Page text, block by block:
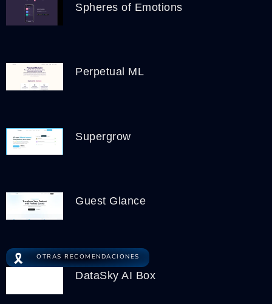
Spheres of Emotions
Perpetual ML
Supergrow
Guest Glance
🎗️ OTRAS RECOMENDACIONES
DataSky AI Box